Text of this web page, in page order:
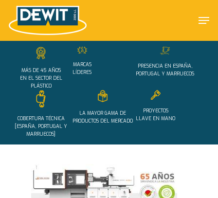
main
content
MÁS DE 45 AÑOS
EN EL SECTOR DEL
PLÁSTICO
MARCAS
LÍDERES
PRESENCIA EN ESPAÑA,
PORTUGAL Y MARRUECOS
COBERTURA TÉCNICA
[ESPAÑA, PORTUGAL Y
MARRUECOS]
LA MAYOR GAMA DE
PRODUCTOS DEL MERCADO
PROYECTOS
LLAVE EN MANO
Menu